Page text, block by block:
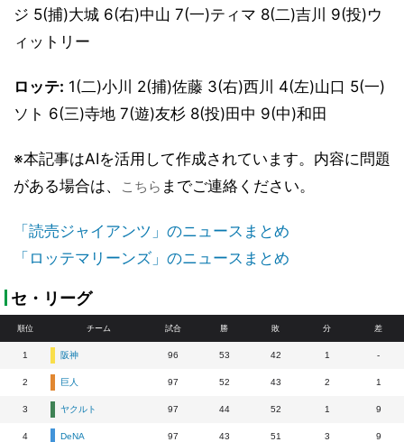
ジ 5(捕)大城 6(右)中山 7(一)ティマ 8(二)吉川 9(投)ウ
ィットリー
ロッテ: 1(二)小川 2(捕)佐藤 3(右)西川 4(左)山口 5(一)
ソト 6(三)寺地 7(遊)友杉 8(投)田中 9(中)和田
※本記事はAIを活用して作成されています。内容に問題
がある場合は、
こちら までご連絡ください。
「読売ジャイアンツ」のニュースまとめ
「ロッテマリーンズ」のニュースまとめ
セ・リーグ
順位 チーム 試合 勝 敗 分 差
1 阪神 96 53 42 1 -
2 巨人 97 52 43 2 1
3 ヤクルト 97 44 52 1 9
4 DeNA 97 43 51 3 9